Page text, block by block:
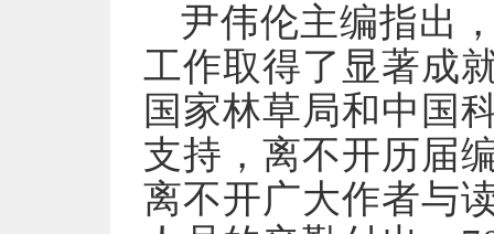
尹伟伦主编指出
工作取得了显著成
国家林草局和中国
支持，离不开历届
离不开广大作者与